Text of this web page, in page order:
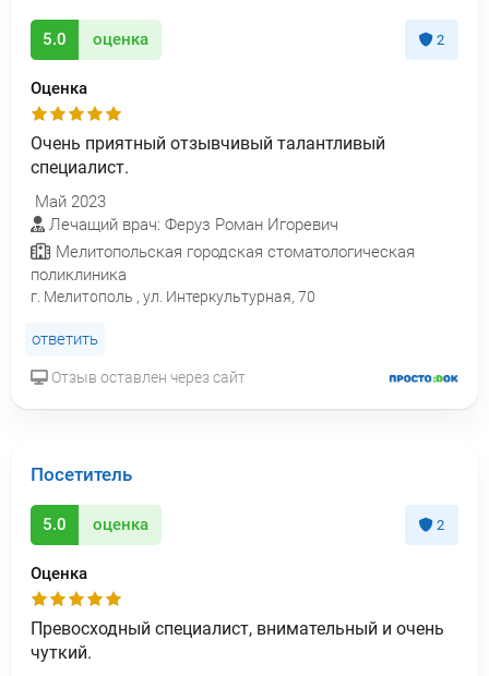
5.0 оценка 2
Оценка
Очень приятный отзывчивый талантливый
специалист.
Май 2023
Лечащий врач: Феруз Роман Игоревич
Мелитопольская городская стоматологическая
поликлиника
г. Мелитополь , ул. Интеркультурная, 70
ответить
Отзыв оставлен через сайт
Посетитель
5.0 оценка 2
Оценка
Превосходный специалист, внимательный и очень
чуткий.